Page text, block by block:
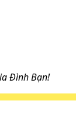
Đình Bạn!